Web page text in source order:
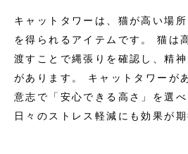
キャットタワーは、猫が高い場
を得られるアイテムです。 猫は
渡すことで縄張りを確認し、精
があります。 キャットタワーが
意志で「安心できる高さ」を選べ
日々のストレス軽減にも効果が期